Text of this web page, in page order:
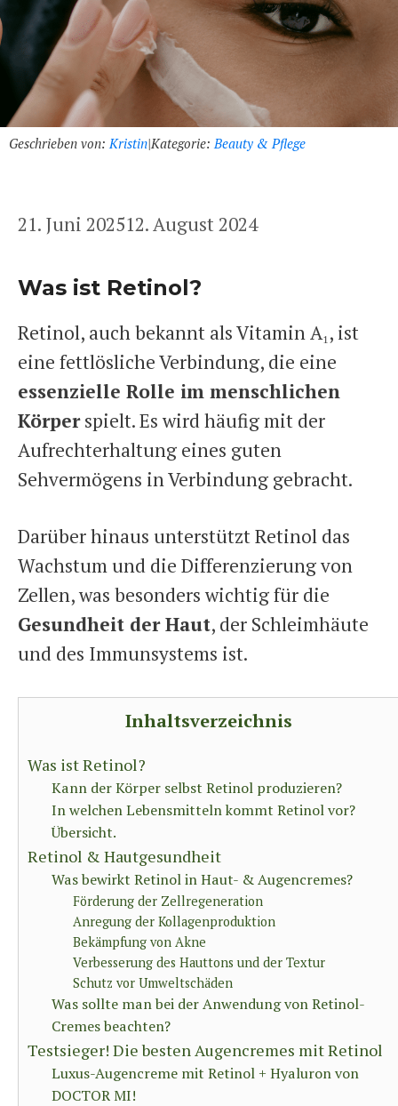
Geschrieben von:Kristin|Kategorie:Beauty & Pflege
21. Juni 202512. August 2024
Was ist Retinol?
Retinol, auch bekannt als Vitamin A₁, ist
eine fettlösliche Verbindung, die eine
essenzielle Rolle im menschlichen
Körperspielt. Es wird häufig mit der
Aufrechterhaltung eines guten
Sehvermögens in Verbindung gebracht.
Darüber hinaus unterstützt Retinol das
Wachstum und die Differenzierung von
Zellen, was besonders wichtig für die
Gesundheit der Haut, der Schleimhäute
und des Immunsystems ist.
Inhaltsverzeichnis
Was ist Retinol?
Kann der Körper selbst Retinol produzieren?
In welchen Lebensmitteln kommt Retinol vor?
Übersicht.
Retinol & Hautgesundheit
Was bewirkt Retinol in Haut- & Augencremes?
Förderung der Zellregeneration
Anregung der Kollagenproduktion
Bekämpfung von Akne
Verbesserung des Hauttons und der Textur
Schutz vor Umweltschäden
Was sollte man bei der Anwendung von Retinol-
Cremes beachten?
Testsieger! Die besten Augencremes mit Retinol
Luxus-Augencreme mit Retinol + Hyaluron von
DOCTOR MI!